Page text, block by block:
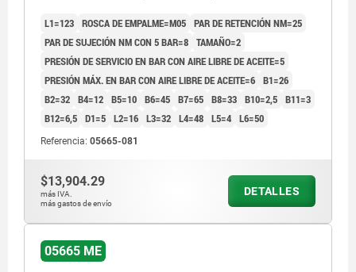
L1=123 ROSCA DE EMPALME=M05 PAR DE RETENCIÓN NM=25
PAR DE SUJECIÓN NM CON 5 BAR=8 TAMAÑO=2
PRESIÓN DE SERVICIO EN BAR CON AIRE LIBRE DE ACEITE=5
PRESIÓN MÁX. EN BAR CON AIRE LIBRE DE ACEITE=6 B1=26
B2=32 B4=12 B5=10 B6=45 B7=65 B8=33 B10=2,5 B11=3
B12=6,5 D1=5 L2=16 L3=32 L4=48 L5=4 L6=50
Referencia: 05665-081
$13,904.29
más IVA.
más gastos de envío
DETALLES
05665 ME